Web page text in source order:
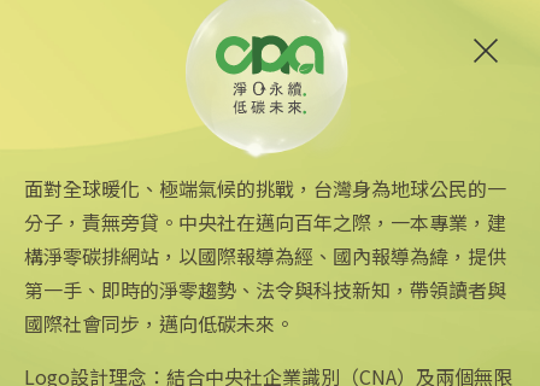
台日SDGs交流台南登場 黃偉哲
期待深化合作
2025/02/22 14:19
中央社網站
中央通訊社
關注更多
友善連結
公司簡介
面對全球暖化、極端氣候的挑戰，台灣身為地球公民的一
分子，責無旁貸。中央社在邁向百年之際，一本專業，建
構淨零碳排網站，以國際報導為經、國內報導為緯，提供
第一手、即時的淨零趨勢、法令與科技新知，帶領讀者與
國際社會同步，邁向低碳未來。
Logo設計理念：結合中央社企業識別（CNA）及兩個無限